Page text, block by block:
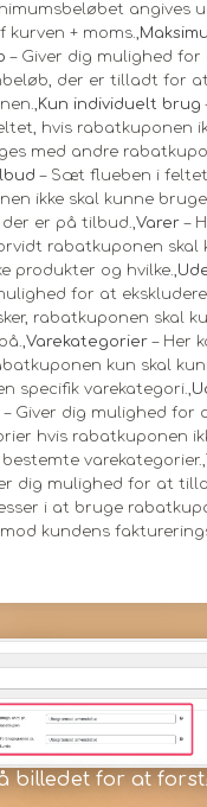
angives
kurven + moms.,
– Giver dig mulighed
der er tilladt for
Kun individuelt brug
hvis rabatkuponen
med andre
– Sæt flueben i
ikke skal kunne
der er på tilbud.,Varer –
rabatkuponen skal
produkter og hvilke.,
for at
rabatkuponen skal
Varekategorier – Her
kun skal
specifik varekategori.,
– Giver dig mulighed for
hvis rabatkuponen
varekategorier.,
dig mulighed for at
i at bruge
kundens
billedet for at